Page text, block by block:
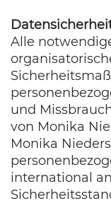
Alle
und
von Monika
Monika
international